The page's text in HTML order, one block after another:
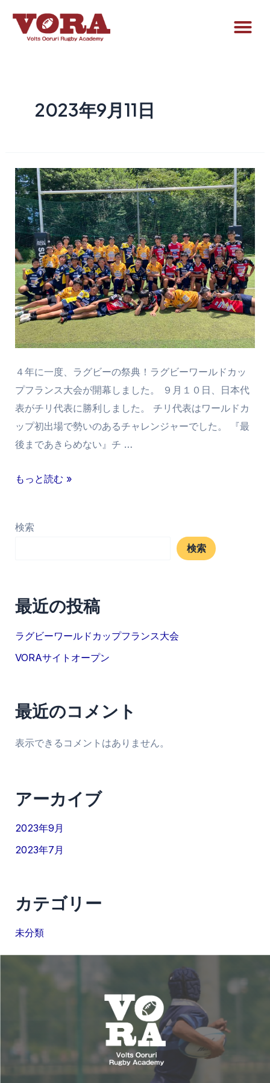
2023年9月11日
４年に一度、ラグビーの祭典！ラグビーワールドカッ
プフランス大会が開幕しました。 ９月１０日、日本代
表がチリ代表に勝利しました。 チリ代表はワールドカ
ップ初出場で勢いのあるチャレンジャーでした。 『最
後まであきらめない』チ …
もっと読む »
検索
検索
最近の投稿
ラグビーワールドカップフランス大会
VORAサイトオープン
最近のコメント
表示できるコメントはありません。
アーカイブ
2023年9月
2023年7月
カテゴリー
未分類